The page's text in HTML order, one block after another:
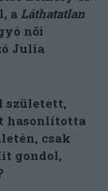
a Láthatatlan
női
Julia
született,
hasonlította
csak
gondol,